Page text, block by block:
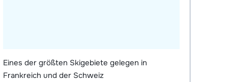
Eines der größten Skigebiete gelegen in
Frankreich und der Schweiz